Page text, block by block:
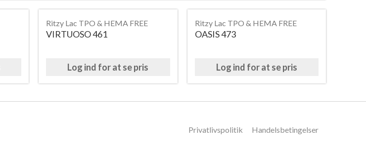
Ritzy Lac TPO & HEMA FREE
VIRTUOSO 461
Log ind for at se pris
Ritzy Lac TPO & HEMA FREE
OASIS 473
Log ind for at se pris
Privatlivspolitik Handelsbetingelser